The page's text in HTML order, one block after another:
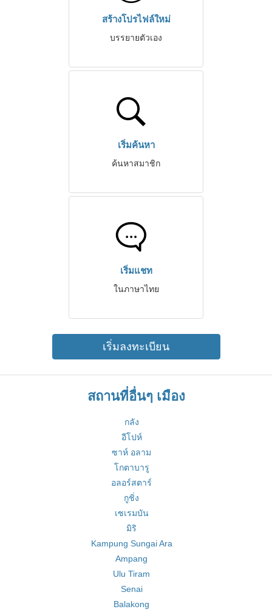
สร้างโปรไฟล์ใหม่
บรรยายตัวเอง
เริ่มค้นหา
ค้นหาสมาชิก
เริ่มแชท
ในภาษาไทย
เริ่มลงทะเบียน
สถานที่อื่นๆ เมือง
กลัง
อีโปห์
ซาห์ อลาม
โกตาบารู
อลอร์สตาร์
กูชิ่ง
เซเรมบัน
มิริ
Kampung Sungai Ara
Ampang
Ulu Tiram
Senai
Balakong